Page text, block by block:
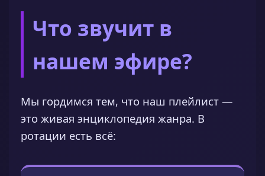
Что звучит в
нашем эфире?
Мы гордимся тем, что наш плейлист —
это живая энциклопедия жанра. В
ротации есть всё: